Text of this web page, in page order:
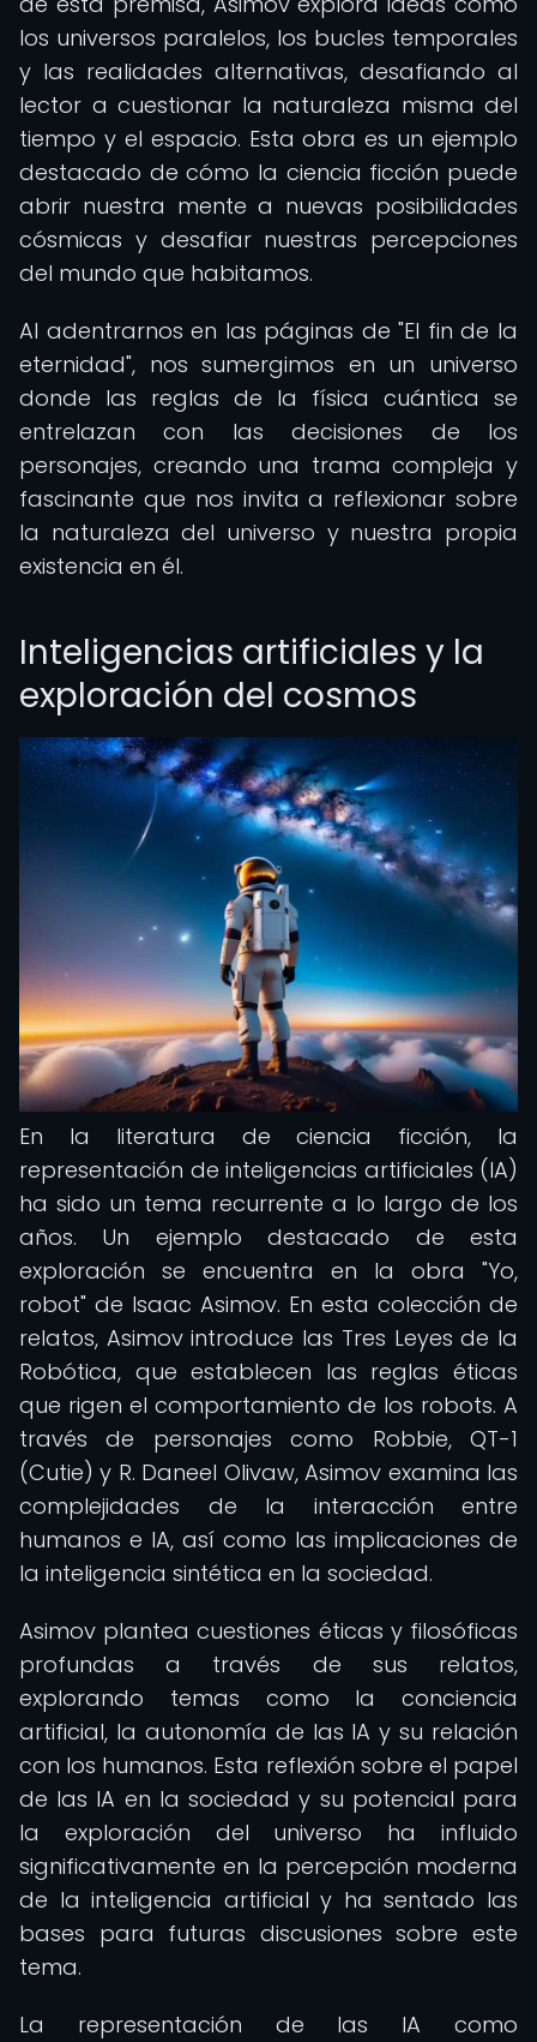
los universos paralelos, los bucles temporales
y las realidades alternativas, desafiando al
lector a cuestionar la naturaleza misma del
tiempo y el espacio. Esta obra es un ejemplo
destacado de cómo la ciencia ficción puede
abrir nuestra mente a nuevas posibilidades
cósmicas y desafiar nuestras percepciones
del mundo que habitamos.
Al adentrarnos en las páginas de "El fin de la
eternidad", nos sumergimos en un universo
donde las reglas de la física cuántica se
entrelazan con las decisiones de los
personajes, creando una trama compleja y
fascinante que nos invita a reflexionar sobre
la naturaleza del universo y nuestra propia
existencia en él.
Inteligencias artificiales y la
exploración del cosmos
En la literatura de ciencia ficción, la
representación de inteligencias artificiales (IA)
ha sido un tema recurrente a lo largo de los
años. Un ejemplo destacado de esta
exploración se encuentra en la obra "Yo,
robot" de Isaac Asimov. En esta colección de
relatos, Asimov introduce las Tres Leyes de la
Robótica, que establecen las reglas éticas
que rigen el comportamiento de los robots. A
través de personajes como Robbie, QT-1
(Cutie) y R. Daneel Olivaw, Asimov examina las
complejidades de la interacción entre
humanos e IA, así como las implicaciones de
la inteligencia sintética en la sociedad.
Asimov plantea cuestiones éticas y filosóficas
profundas a través de sus relatos,
explorando temas como la conciencia
artificial, la autonomía de las IA y su relación
con los humanos. Esta reflexión sobre el papel
de las IA en la sociedad y su potencial para
la exploración del universo ha influido
significativamente en la percepción moderna
de la inteligencia artificial y ha sentado las
bases para futuras discusiones sobre este
tema.
La representación de las IA como